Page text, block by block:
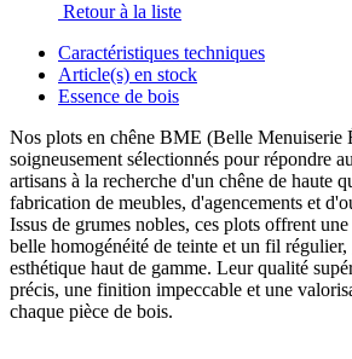
Retour à la liste
Caractéristiques techniques
Article(s) en stock
Essence de bois
Nos plots en chêne BME (Belle Menuiserie
soigneusement sélectionnés pour répondre
artisans à la recherche d'un chêne de haute
fabrication de meubles, d'agencements et
Issus de grumes nobles, ces plots offrent
belle homogénéité de teinte et un fil régulier,
esthétique haut de gamme. Leur qualité
précis, une finition impeccable et une
chaque pièce de bois.